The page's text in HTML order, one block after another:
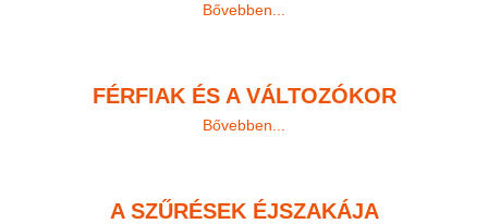
Bővebben...
FÉRFIAK ÉS A VÁLTOZÓKOR
Bővebben...
A SZŰRÉSEK ÉJSZAKÁJA